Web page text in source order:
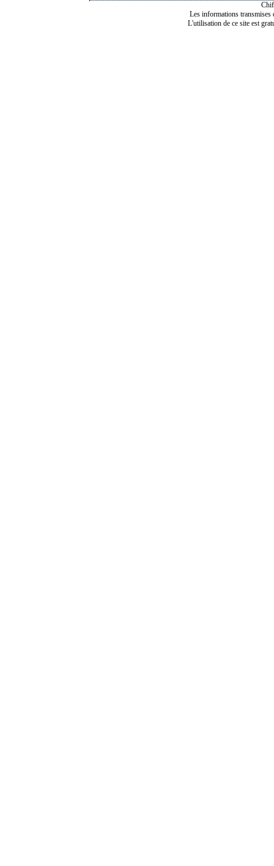
Les informations transmises
L'utilisation de ce site est